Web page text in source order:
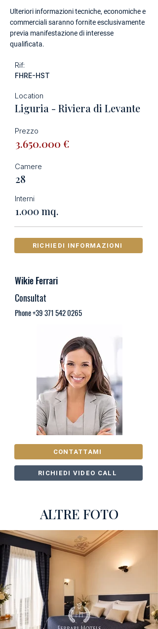
Ulteriori informazioni tecniche, economiche e
commerciali saranno fornite esclusivamente
previa manifestazione di interesse
qualificata.
Rif:
FHRE-HST
Location
Liguria - Riviera di Levante
Prezzo
3.650.000 €
Camere
28
Interni
1.000 mq.
RICHIEDI INFORMAZIONI
Wikie Ferrari
Consultat
Phone+39 371 542 0265
CONTATTAMI
RICHIEDI VIDEO CALL
ALTRE FOTO